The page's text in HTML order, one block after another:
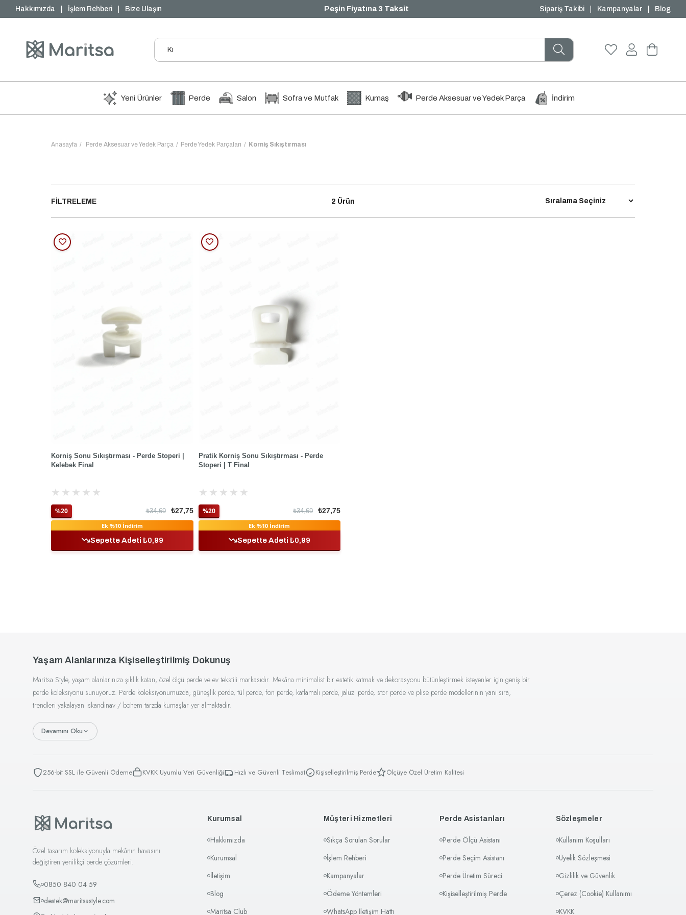
Hakkımızda İşlem Rehberi Bize Ulaşın
₺1000 ve Üzeri Ücretsiz Kargo Peşin Fiyatına 3 Taksit ₺1000 ve Üzeri Ücretsiz Kargo
Sipariş Takibi Kampanyalar Blog
Yeni Ürünler Perde Salon Sofra ve Mutfak Kumaş Perde Aksesuar ve Yedek Parça İndirim
Anasayfa Perde Aksesuar ve Yedek Parça Perde Yedek Parçaları Korniş Sıkıştırması
FILTRELEME 2 Ürün
Korniş Sonu Sıkıştırması - Perde Stoperi |
Kelebek Final
★ ★ ★ ★ ★
₺27,75
₺34,69
%20
Ek %10 İndirim
Sepette Adeti ₺0,99
Pratik Korniş Sonu Sıkıştırması - Perde
Stoperi | T Final
★ ★ ★ ★ ★
₺27,75
₺34,69
%20
Ek %10 İndirim
Sepette Adeti ₺0,99
Yaşam Alanlarınıza Kişiselleştirilmiş Dokunuş
Maritsa Style, yaşam alanlarınıza şıklık katan, özel ölçü perde ve ev tekstili markasıdır. Mekâna minimalist bir estetik katmak ve dekorasyonu bütünleştirmek isteyenler için geniş bir
perde koleksiyonu sunuyoruz. Perde koleksiyonumuzda; güneşlik perde, tül perde, fon perde, katlamalı perde, jaluzi perde, stor perde ve plise perde modellerinin yanı sıra,
trendleri yakalayan iskandinav / bohem tarzda kumaşlar yer almaktadır.
Devamını Oku
256-bit SSL ile Güvenli Ödeme KVKK Uyumlu Veri Güvenliği Hızlı ve Güvenli Teslimat Kişiselleştirilmiş Perde Ölçüye Özel Üretim Kalitesi
Özel tasarım koleksiyonuyla mekânın havasını
değiştiren yenilikçi perde çözümleri.
0850 840 04 59
destek@maritsastyle.com
Kurumsal
Hakkımızda
Kurumsal
İletişim
Blog
Maritsa Club
Müşteri Hizmetleri
Sıkça Sorulan Sorular
İşlem Rehberi
Kampanyalar
Ödeme Yöntemleri
WhatsApp İletişim Hattı
Perde Asistanları
Perde Ölçü Asistanı
Perde Seçim Asistanı
Perde Üretim Süreci
Kişiselleştirilmiş Perde
Sözleşmeler
Kullanım Koşulları
Üyelik Sözleşmesi
Gizlilik ve Güvenlik
Çerez (Cookie) Kullanımı
KVKK